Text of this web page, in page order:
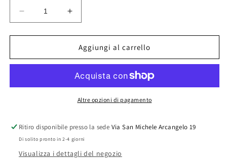
Diminuisci
quantità
per
ANTISCIVOLO
MOD.
Aumenta
quantità
per
TAPPETO
ANTISCIVOLO
DOCCIA
MOD.
MIX
Aggiungi al carrello
Altre opzioni di pagamento
Ritiro disponibile presso la sede Via San Michele Arcangelo 19
Di solito pronto in 2-4 giorni
Visualizza i dettagli del negozio